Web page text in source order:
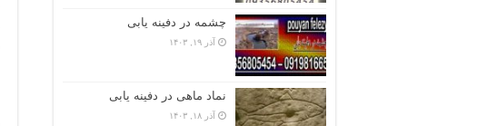
چشمه در دفینه یابی
آذر ۱۹, ۱۴۰۳
نماد ماهی در دفینه یابی
آذر ۱۸, ۱۴۰۳